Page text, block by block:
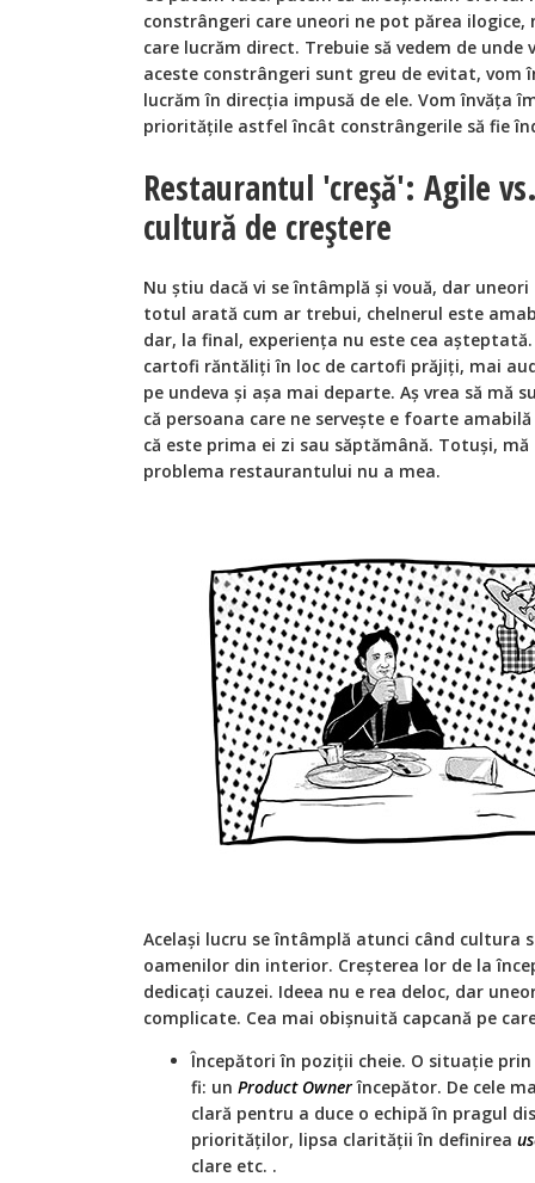
constrângeri care uneori ne pot părea
care lucrăm direct. Trebuie să vedem de
aceste constrângeri sunt greu de evitat, vom
lucrăm în direcția impusă de ele. Vom învăța
prioritățile astfel încât constrângerile să fie
Restaurantul 'creșă': Agile
cultură de creștere
Nu știu dacă vi se întâmplă și vouă, dar
totul arată cum ar trebui, chelnerul este
dar, la final, experiența nu este cea
cartofi răntăliți în loc de cartofi prăjiți, mai
pe undeva și așa mai departe. Aș vrea să mă
că persoana care ne servește e foarte
că este prima ei zi sau săptămână. Totuși,
problema restaurantului nu a mea.
Același lucru se întâmplă atunci când cultura
oamenilor din interior. Creșterea lor de la
dedicați cauzei. Ideea nu e rea deloc, dar
complicate. Cea mai obișnuită capcană pe
Începători în poziții cheie. O situație
fi: un Product Ownerîncepător. De cele
clară pentru a duce o echipă în pragul
priorităților, lipsa clarității în definirea
clare etc. .